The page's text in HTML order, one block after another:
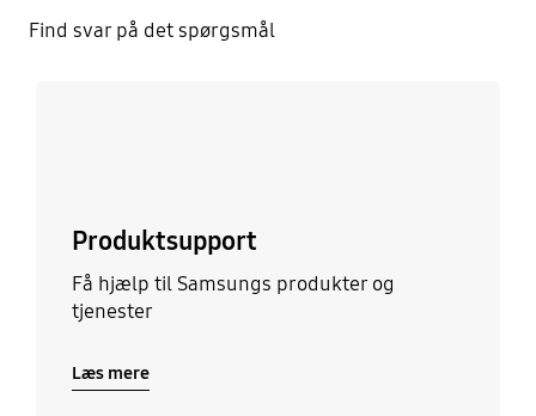
Find svar på det spørgsmål
Produktsupport
Få hjælp til Samsungs produkter og
tjenester
Læs mere